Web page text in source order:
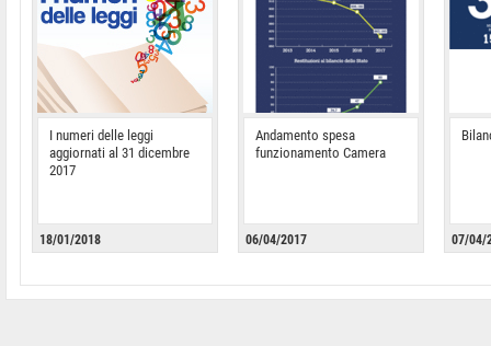
I numeri delle leggi
aggiornati al 31 dicembre
2017
18/01/2018
Andamento spesa
funzionamento Camera
06/04/2017 07/04/